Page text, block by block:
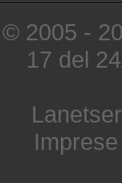
© 2005 -
17 del